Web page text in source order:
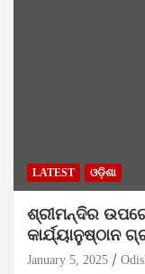
LATEST ଓଡ଼ିଶା
ଶ୍ରୀମନ୍ଦିର
କାର୍ଯ୍ୟାନୁଷ୍ଠାନ
January 5, 2025